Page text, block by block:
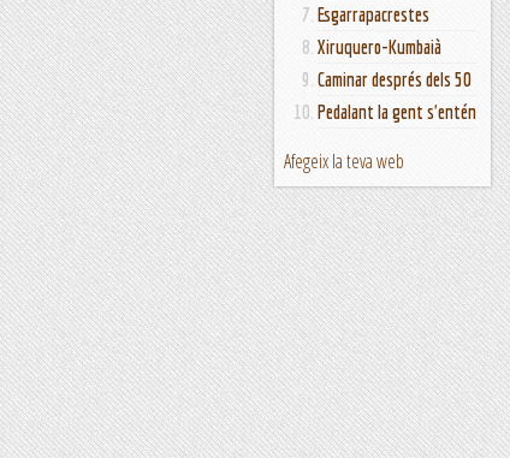
Esgarrapacrestes
Xiruquero-Kumbaià
Caminar després dels 50
Pedalant la gent s'entén
Afegeix la teva web